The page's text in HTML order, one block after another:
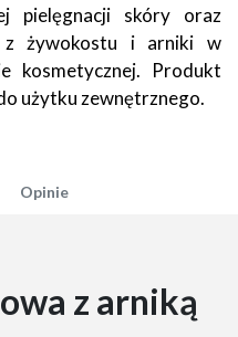
pielęgnacji skóry oraz
z żywokostu i arniki w
kosmetycznej. Produkt
użytku zewnętrznego.
Opinie
z arniką